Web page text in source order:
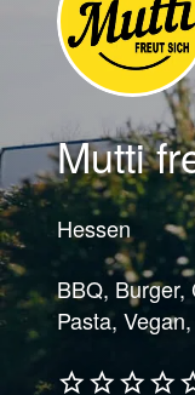
Mutti
Hessen
BBQ Burger
Pasta Vegan